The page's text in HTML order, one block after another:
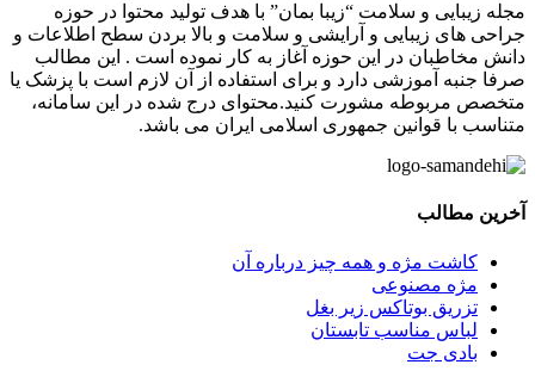
مجله زیبایی و سلامت “زیبا بمان” با هدف تولید محتوا در حوزه
جراحی های زیبایی و آرایشی و سلامت و بالا بردن سطح اطلاعات و
دانش مخاطبان در این حوزه آغاز به کار نموده است . این مطالب
صرفا جنبه آموزشی دارد و برای استفاده از آن لازم است با پزشک یا
متخصص مربوطه مشورت کنید.محتوای درج شده در این سامانه،
متناسب با قوانین جمهوری اسلامی ایران می باشد.
آخرین مطالب
کاشت مژه و همه چیز درباره آن
مژه مصنوعی
تزریق بوتاکس زیر بغل
لباس مناسب تابستان
بادی‌ جت